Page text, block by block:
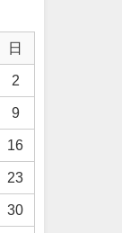
日
2
9
16
23
30